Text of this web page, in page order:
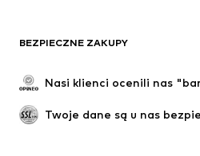
Specjalne okazje
BEZPIECZNE ZAKUPY
Nasi klienci ocenili nas
Twoje dane są u nas